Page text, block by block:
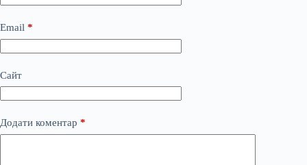
Email *
Сайт
Додати коментар *